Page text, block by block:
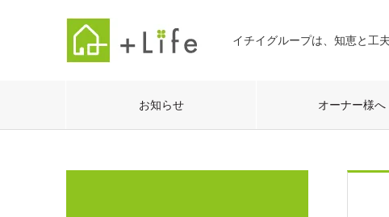
イチイグループは、知恵と工
お知らせ オーナー様へ